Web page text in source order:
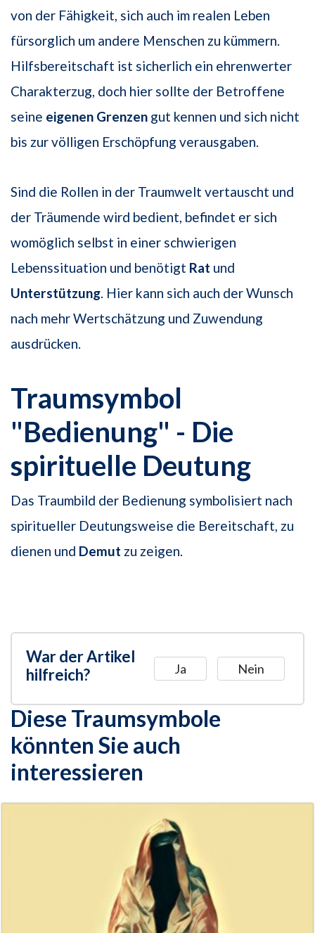
von der Fähigkeit, sich auch im rea­len Leben
fürsorglich um andere Menschen zu kümmern.
Hilfsbereitschaft ist sicher­lich ein ehrenwerter
Charakterzug, doch hier sollte der Betroffene
seine eigenen Grenzen gut kennen und sich nicht
bis zur völligen Erschöpfung verausgaben.
Sind die Rollen in der Traumwelt vertauscht und
der Träumende wird bedient, befin­det er sich
womöglich selbst in einer schwierigen
Lebenssituation und benötigt Rat und
Unterstützung. Hier kann sich auch der Wunsch
nach mehr Wertschätzung und Zuwendung
ausdrücken.
Traumsymbol
"Bedienung" - Die
spirituelle Deutung
Das Traumbild der Bedienung symbolisiert nach
spiritueller Deutungsweise die Be­reitschaft, zu
dienen und Demut zu zeigen.
War der Artikel
hilfreich?
Ja Nein
Diese Traumsymbole
könnten Sie auch
interessieren